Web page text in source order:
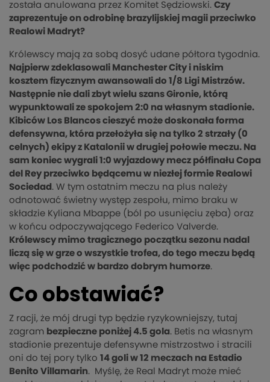
została anulowana przez Komitet Sędziowski. Czy
zaprezentuje on odrobinę brazylijskiej magii przeciwko
Realowi Madryt?
Królewscy mają za sobą dosyć udane półtora tygodnia.
Najpierw zdeklasowali Manchester City i niskim
kosztem fizycznym awansowali do 1/8 Ligi Mistrzów.
Następnie nie dali zbyt wielu szans Gironie, którą
wypunktowali ze spokojem 2:0 na własnym stadionie.
Kibiców Los Blancos cieszyć może doskonała forma
defensywna, która przełożyła się na tylko 2 strzały (0
celnych) ekipy z Katalonii w drugiej połowie meczu. Na
sam koniec wygrali 1:0 wyjazdowy mecz półfinału Copa
del Rey przeciwko będącemu w niezłej formie Realowi
Sociedad . W tym ostatnim meczu na plus należy
odnotować świetny występ zespołu, mimo braku w
składzie Kyliana Mbappe (ból po usunięciu zęba) oraz
w końcu odpoczywającego Federico Valverde.
Królewscy mimo tragicznego początku sezonu nadal
liczą się w grze o wszystkie trofea, do tego meczu będą
więc podchodzić w bardzo dobrym humorze.
Co obstawiać?
Z racji, że mój drugi typ będzie ryzykowniejszy, tutaj
zagram bezpieczne poniżej 4.5 gola. Betis na własnym
stadionie prezentuje defensywne mistrzostwo i stracili
oni do tej pory tylko 14 goli w 12 meczach na Estadio
Benito Villamarin. Myślę, że Real Madryt może mieć